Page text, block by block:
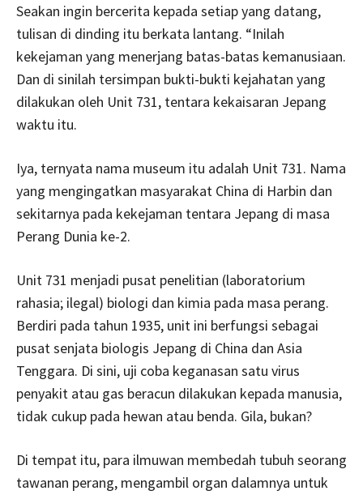
Seakan ingin bercerita kepada setiap yang datang,
tulisan di dinding itu berkata lantang. “Inilah
kekejaman yang menerjang batas-batas kemanusiaan.
Dan di sinilah tersimpan bukti-bukti kejahatan yang
dilakukan oleh Unit 731, tentara kekaisaran Jepang
waktu itu.
Iya, ternyata nama museum itu adalah Unit 731. Nama
yang mengingatkan masyarakat China di Harbin dan
sekitarnya pada kekejaman tentara Jepang di masa
Perang Dunia ke-2.
Unit 731 menjadi pusat penelitian (laboratorium
rahasia; ilegal) biologi dan kimia pada masa perang.
Berdiri pada tahun 1935, unit ini berfungsi sebagai
pusat senjata biologis Jepang di China dan Asia
Tenggara. Di sini, uji coba keganasan satu virus
penyakit atau gas beracun dilakukan kepada manusia,
tidak cukup pada hewan atau benda. Gila, bukan?
Di tempat itu, para ilmuwan membedah tubuh seorang
tawanan perang, mengambil organ dalamnya untuk